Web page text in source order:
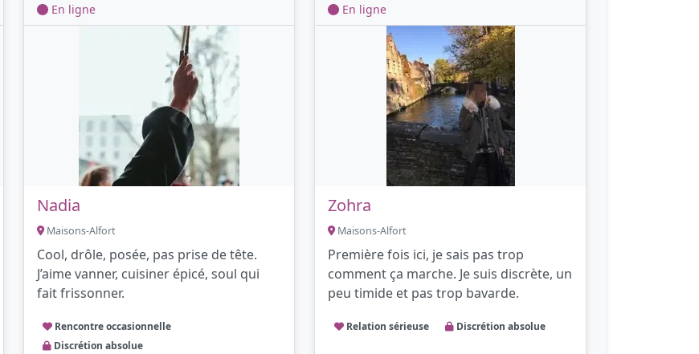
En ligne
Nadia
Maisons-Alfort
Cool, drôle, posée, pas prise de tête.
J’aime vanner, cuisiner épicé, soul qui
fait frissonner.
Rencontre occasionnelle
Discrétion absolue
En ligne
Zohra
Maisons-Alfort
Première fois ici, je sais pas trop
comment ça marche. Je suis discrète, un
peu timide et pas trop bavarde.
Relation sérieuse Discrétion absolue